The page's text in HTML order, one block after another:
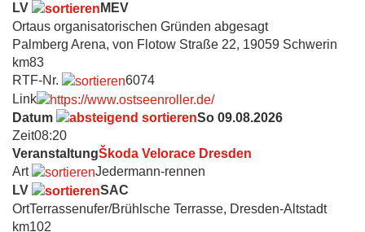
LV
MEV
Ortaus organisatorischen Gründen abgesagt
Palmberg Arena, von Flotow Straße 22, 19059 Schwerin
km83
RTF-Nr.
6074
Link
Datum
So 09.08.2026
Zeit08:20
VeranstaltungŠkoda Velorace Dresden
Art
Jedermann-rennen
LV
SAC
OrtTerrassenufer/Brühlsche Terrasse, Dresden-Altstadt
km102